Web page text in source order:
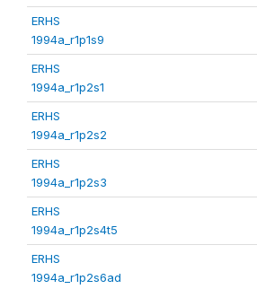
ERHS
1994a_r1p1s9
ERHS
1994a_r1p2s1
ERHS
1994a_r1p2s2
ERHS
1994a_r1p2s3
ERHS
1994a_r1p2s4t5
ERHS
1994a_r1p2s6ad